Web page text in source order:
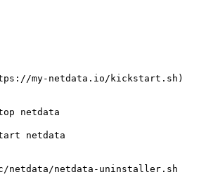
my-netdata.io/kickstart.sh)
netdata
netdata
netdata-uninstaller.sh